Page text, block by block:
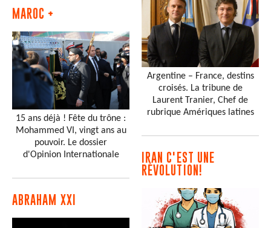
MAROC +
15 ans déjà ! Fête du trône :
Mohammed VI, vingt ans au
pouvoir. Le dossier
d'Opinion Internationale
ABRAHAM XXI
Argentine – France, destins
croisés. La tribune de
Laurent Tranier, Chef de
rubrique Amériques latines
IRAN C'EST UNE
RÉVOLUTION!